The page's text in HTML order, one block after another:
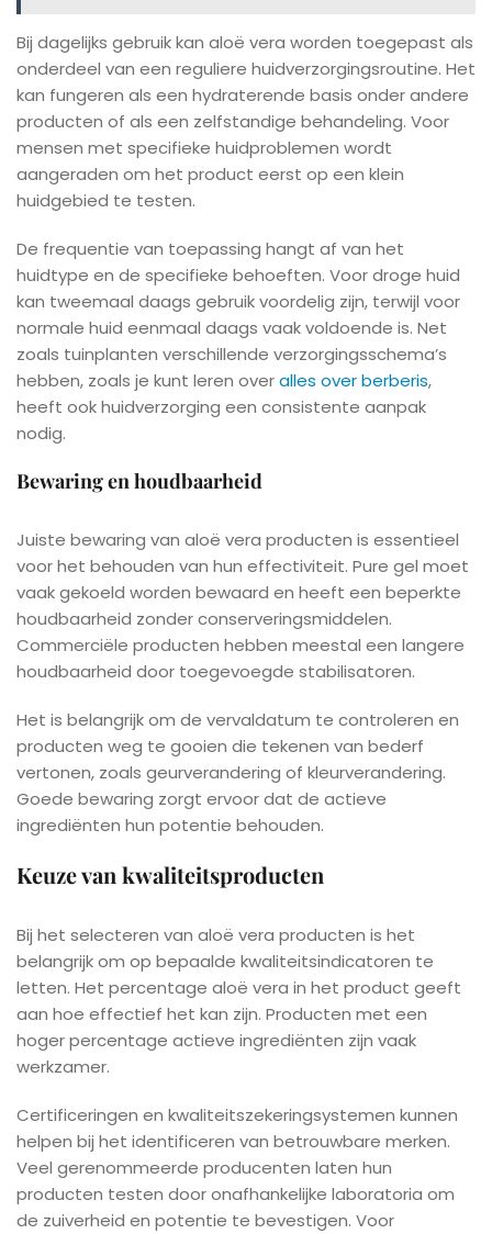
Bij dagelijks gebruik kan aloë vera worden toegepast als
onderdeel van een reguliere huidverzorgingsroutine. Het
kan fungeren als een hydraterende basis onder andere
producten of als een zelfstandige behandeling. Voor
mensen met specifieke huidproblemen wordt
aangeraden om het product eerst op een klein
huidgebied te testen.
De frequentie van toepassing hangt af van het
huidtype en de specifieke behoeften. Voor droge huid
kan tweemaal daags gebruik voordelig zijn, terwijl voor
normale huid eenmaal daags vaak voldoende is. Net
zoals tuinplanten verschillende verzorgingsschema’s
hebben, zoals je kunt leren overalles over berberis,
heeft ook huidverzorging een consistente aanpak
nodig.
Bewaring en houdbaarheid
Juiste bewaring van aloë vera producten is essentieel
voor het behouden van hun effectiviteit. Pure gel moet
vaak gekoeld worden bewaard en heeft een beperkte
houdbaarheid zonder conserveringsmiddelen.
Commerciële producten hebben meestal een langere
houdbaarheid door toegevoegde stabilisatoren.
Het is belangrijk om de vervaldatum te controleren en
producten weg te gooien die tekenen van bederf
vertonen, zoals geurverandering of kleurverandering.
Goede bewaring zorgt ervoor dat de actieve
ingrediënten hun potentie behouden.
Keuze van kwaliteitsproducten
Bij het selecteren van aloë vera producten is het
belangrijk om op bepaalde kwaliteitsindicatoren te
letten. Het percentage aloë vera in het product geeft
aan hoe effectief het kan zijn. Producten met een
hoger percentage actieve ingrediënten zijn vaak
werkzamer.
Certificeringen en kwaliteitszekeringsystemen kunnen
helpen bij het identificeren van betrouwbare merken.
Veel gerenommeerde producenten laten hun
producten testen door onafhankelijke laboratoria om
de zuiverheid en potentie te bevestigen. Voor